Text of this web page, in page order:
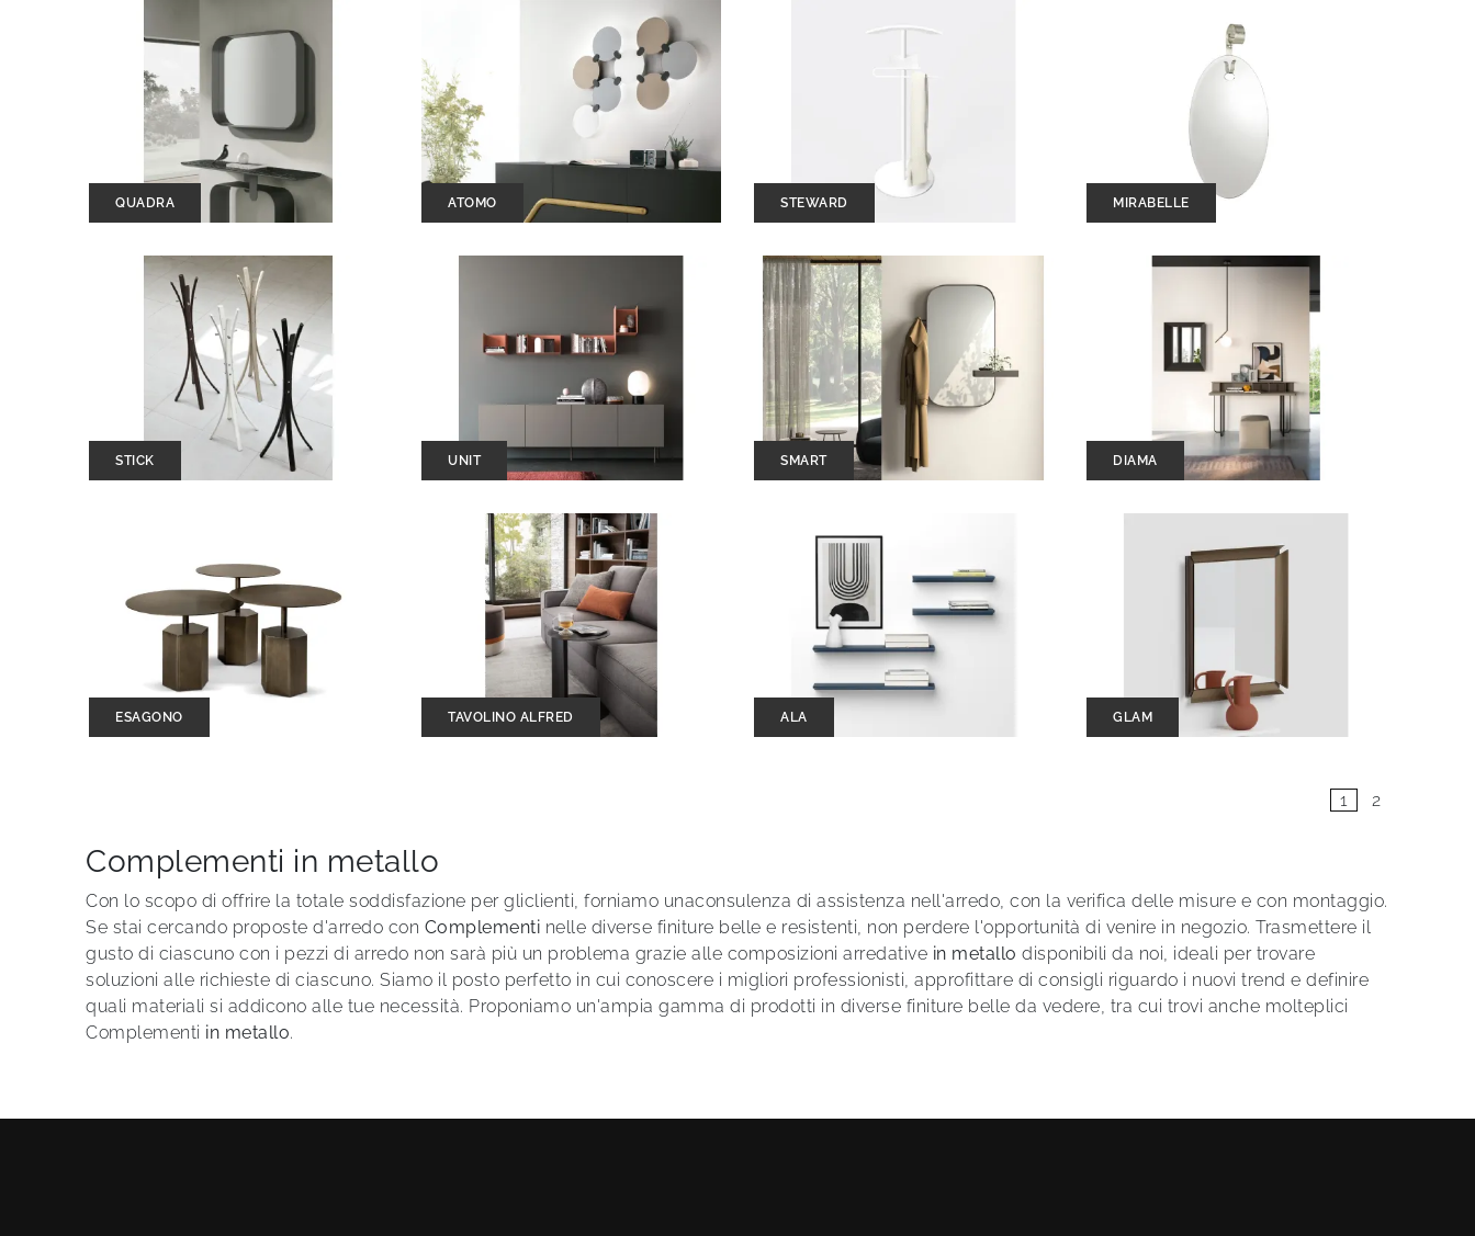
QUADRA ATOMO STEWARD MIRABELLE
STICK UNIT SMART DIAMA
ESAGONO TAVOLINO ALFRED ALA GLAM
1 2
Complementi in metallo
Con lo scopo di offrire la totale soddisfazione per gliclienti, forniamo unaconsulenza di assistenza nell'arredo, con la verifica delle misure e con montaggio.
Se stai cercando proposte d'arredo con Complementi nelle diverse finiture belle e resistenti, non perdere l'opportunità di venire in negozio. Trasmettere il
gusto di ciascuno con i pezzi di arredo non sarà più un problema grazie alle composizioni arredative in metallo disponibili da noi, ideali per trovare
soluzioni alle richieste di ciascuno. Siamo il posto perfetto in cui conoscere i migliori professionisti, approfittare di consigli riguardo i nuovi trend e definire
quali materiali si addicono alle tue necessità. Proponiamo un'ampia gamma di prodotti in diverse finiture belle da vedere, tra cui trovi anche molteplici
Complementi in metallo.